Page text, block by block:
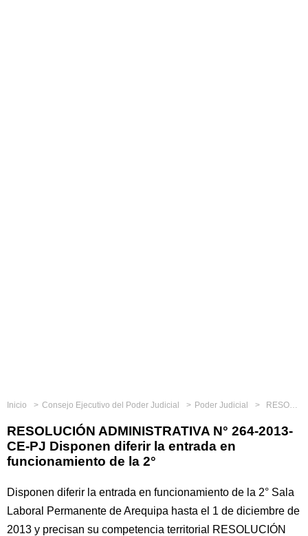
Inicio Consejo Ejecutivo del Poder Judicial Poder Judicial RESOLUCIÓN ADMINISTRATIVA N° 264-2013-CE-PJ Disponen diferir la entrada en funcionamiento de la 2°
RESOLUCIÓN ADMINISTRATIVA N° 264-2013-
CE-PJ Disponen diferir la entrada en
funcionamiento de la 2°
Disponen diferir la entrada en funcionamiento de la 2° Sala
Laboral Permanente de Arequipa hasta el 1 de diciembre de
2013 y precisan su competencia territorial RESOLUCIÓN